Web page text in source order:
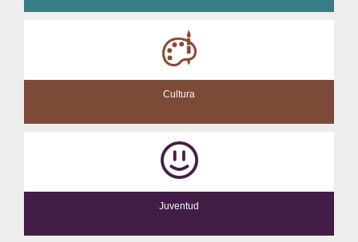
Cultura
Juventud